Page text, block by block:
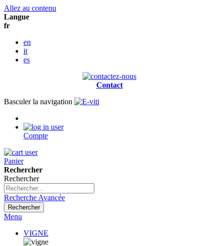
Allez au contenu
Langue
fr
en
it
es
Contact
Basculer la navigation
Compte
Panier
Rechercher
Rechercher
Recherche Avancée
Rechercher
Menu
VIGNE